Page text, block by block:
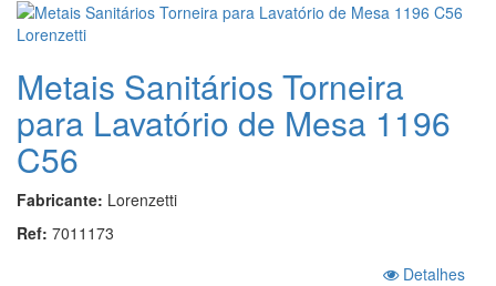
Metais Sanitários Torneira
para Lavatório de Mesa 1196
C56
Fabricante: Lorenzetti
Ref: 7011173
Detalhes